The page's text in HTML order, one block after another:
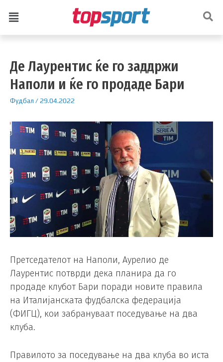
Де Лаурентис ќе го заддржи
Наполи и ќе го продаде Бари
Фудбал /29.04.2022
Претседателот на Наполи, Аурелио де
Лаурентис потврди дека планира да го
продаде клубот Бари поради новите правила
на Италијанската фудбалска федерација
(ФИГЦ), кои забрануваат поседување на два
клуба.
Правилото за поседување на два клуба во иста